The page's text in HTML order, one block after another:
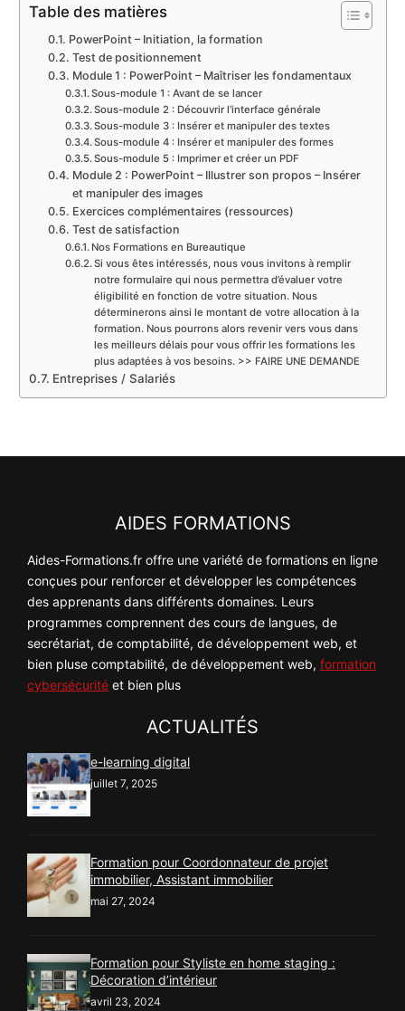
Table des matières
PowerPoint – Initiation, la formation
Test de positionnement
Module 1 : PowerPoint – Maîtriser les fondamentaux
Sous-module 1 : Avant de se lancer
Sous-module 2 : Découvrir l’interface générale
Sous-module 3 : Insérer et manipuler des textes
Sous-module 4 : Insérer et manipuler des formes
Sous-module 5 : Imprimer et créer un PDF
Module 2 : PowerPoint – Illustrer son propos – Insérer
et manipuler des images
Exercices complémentaires (ressources)
Test de satisfaction
Nos Formations en Bureautique
Si vous êtes intéressés, nous vous invitons à remplir
notre formulaire qui nous permettra d’évaluer votre
éligibilité en fonction de votre situation. Nous
déterminerons ainsi le montant de votre allocation à la
formation. Nous pourrons alors revenir vers vous dans
les meilleurs délais pour vous offrir les formations les
plus adaptées à vos besoins. >> FAIRE UNE DEMANDE
Entreprises / Salariés
AIDES FORMATIONS
Aides-Formations.fr offre une variété de formations en ligne
conçues pour renforcer et développer les compétences
des apprenants dans différents domaines. Leurs
programmes comprennent des cours de langues, de
secrétariat, de comptabilité, de développement web, et
bien pluse comptabilité, de développement web, formation
cybersécurité et bien plus
ACTUALITÉS
e-learning digital
juillet 7, 2025
Formation pour Coordonnateur de projet
immobilier, Assistant immobilier
mai 27, 2024
Formation pour Styliste en home staging :
Décoration d’intérieur
avril 23, 2024